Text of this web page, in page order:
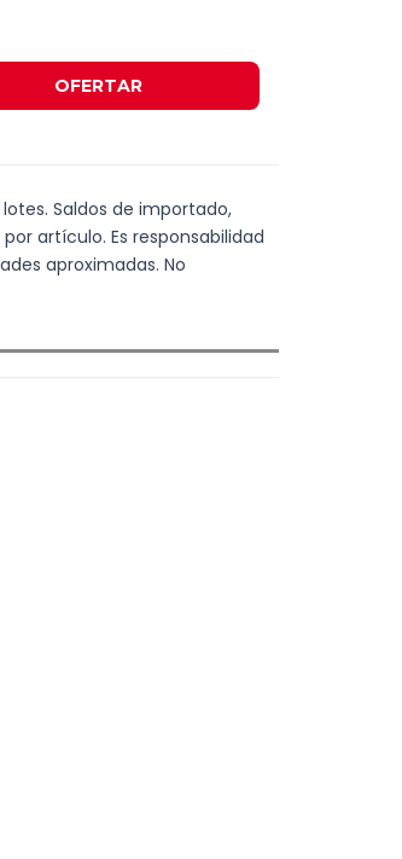
OFERTAR
lotes. Saldos de importado,
artículo. Es responsabilidad
aproximadas. No